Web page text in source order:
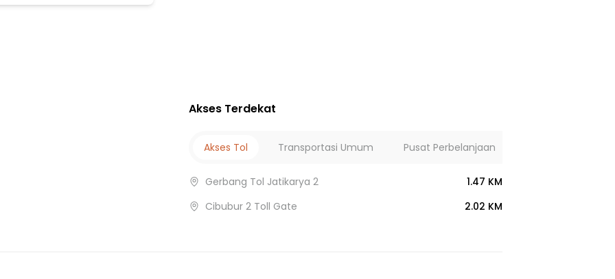
Akses Terdekat
Akses Tol Transportasi Umum Pusat Perbelanjaan
Gerbang Tol Jatikarya 2
1.47 KM
Cibubur 2 Toll Gate
2.02 KM